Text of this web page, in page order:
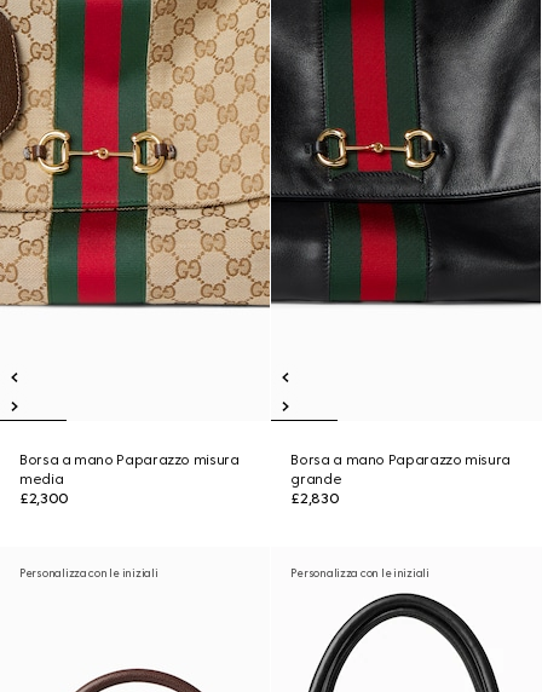
Borsa a mano Paparazzo misura
media
£2,300
Borsa a mano Paparazzo misura
grande
£2,830
Personalizza con le iniziali Personalizza con le iniziali